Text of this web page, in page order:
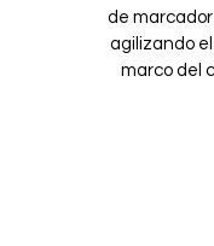
de
agilizando
marco del